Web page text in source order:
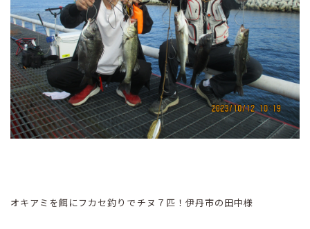
オキアミを餌にフカセ釣りでチヌ７匹！伊丹市の田中様